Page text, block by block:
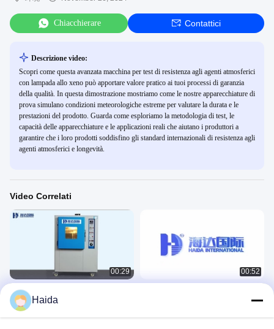
Chiacchierare Contattici
Descrizione video:
Scopri come questa avanzata macchina per test di resistenza agli agenti atmosferici
con lampada allo xeno può apportare valore pratico ai tuoi processi di garanzia
della qualità. In questa dimostrazione mostriamo come le nostre apparecchiature di
prova simulano condizioni meteorologiche estreme per valutare la durata e le
prestazioni del prodotto. Guarda come esploriamo la metodologia di test, le
capacità delle apparecchiature e le applicazioni reali che aiutano i produttori a
garantire che i loro prodotti soddisfino gli standard internazionali di resistenza agli
agenti atmosferici e longevità.
Video Correlati
00:29
Cammera di prova per intemperie
accelerata antiragginamento
环境
00:52
Haida